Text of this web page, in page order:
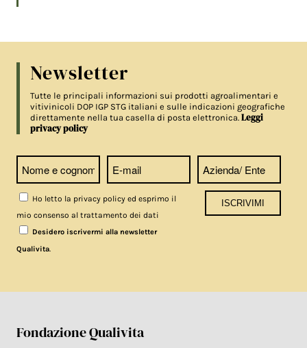
Newsletter
Tutte le principali informazioni sui prodotti agroalimentari e
vitivinicoli DOP IGP STG italiani e sulle indicazioni geografiche
direttamente nella tua casella di posta elettronica.Leggi
privacy policy
Ho letto la privacy policy ed esprimo il
mio consenso al trattamento dei dati
Desidero iscrivermi alla newsletter
Qualivita.
Fondazione Qualivita